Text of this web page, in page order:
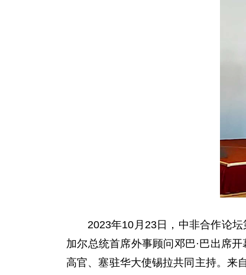
2023年10月23日，中非合作论
加尔总统首席外事顾问邓巴·巴出席
高官、塞驻华大使锡拉共同主持。来